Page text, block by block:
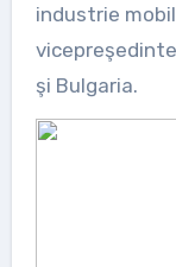
industrie
şi Bulgaria.